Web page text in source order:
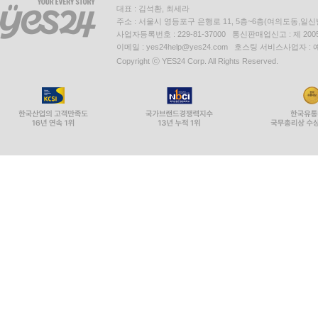
대표 : 김석환, 최세라
주소 : 서울시 영등포구 은행로 11, 5층~6층(여의도동,일신
사업자등록번호 : 229-81-37000 통신판매업신고 : 제
이메일 : yes24help@yes24.com 호스팅 서비스사업자 :
Copyright ⓒ YES24 Corp. All Rights Reserved.